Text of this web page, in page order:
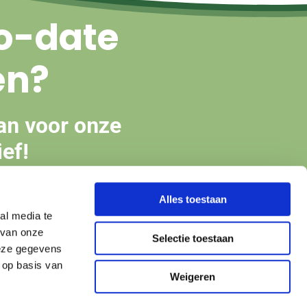
media te
onze
gegevens
basis van
Alles toestaan
Selectie toestaan
Weigeren
date
voor onze